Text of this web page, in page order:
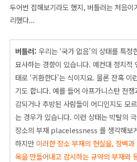
두어번 접해보기라도 했지, 버틀러는 처음
리했다...
버틀러: 우리는 ‘국가 없음’의 상태를 특
묘사하는 경향이 있습니다. 예컨대 정치적
태로 ‘귀환한다’는 식이지요. 물론 잔혹 이
기도 합니다. 예를 들어 아프가니스탄 전
감되거나 추방된 사람들이 어디인지도 모
는 경우가 있습니다. 이런 상태는 박탈의
장소의 부재 placelessness 를 생각해보
하지만 이러한 장소 부재의 현실을, 장벽
옥을 만들어내고 감시하는 규약의 부재와